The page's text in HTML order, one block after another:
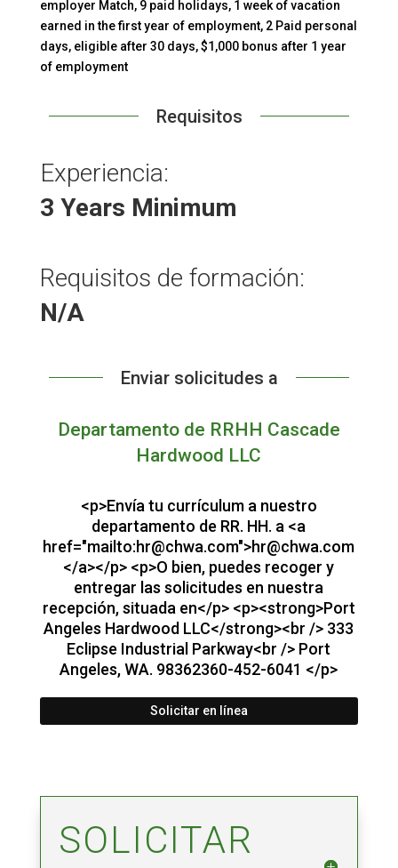
employer Match, 9 paid holidays, 1 week of vacation
earned in the first year of employment, 2 Paid personal
days, eligible after 30 days, $1,000 bonus after 1 year
of employment
Requisitos
Experiencia:
3 Years Minimum
Requisitos de formación:
N/A
Enviar solicitudes a
Departamento de RRHH Cascade
Hardwood LLC
<p>Envía tu currículum a nuestro
departamento de RR. HH. a <a
href="mailto:hr@chwa.com">hr@chwa.com
</a></p> <p>O bien, puedes recoger y
entregar las solicitudes en nuestra
recepción, situada en</p> <p><strong>Port
Angeles Hardwood LLC</strong><br /> 333
Eclipse Industrial Parkway<br /> Port
Angeles, WA. 98362360-452-6041 </p>
Solicitar en línea
SOLICITAR